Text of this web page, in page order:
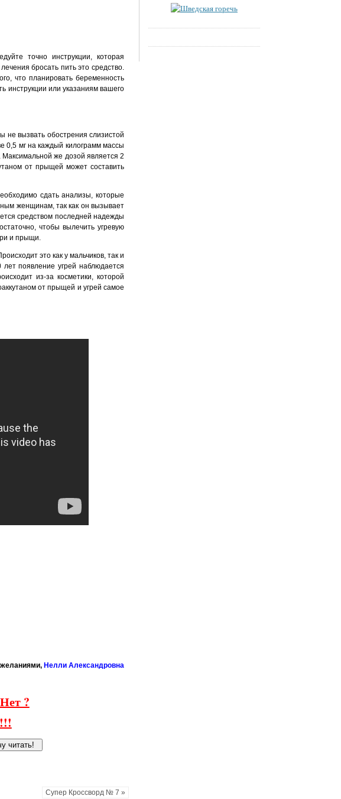
точно инструкции, которая
бросать пить это средство.
что планировать беременность
инструкции или указаниям вашего
не вызвать обострения слизистой
0,5 мг на каждый килограмм массы
Максимальной же дозой является 2
от прыщей может составить
сдать анализы, которые
женщинам, так как он вызывает
средством последней надежды
чтобы вылечить угревую
и прыщи.
это как у мальчиков, так и
появление угрей наблюдается
из-за косметики, которой
от прыщей и угрей самое
Нелли Александровна
?
Супер Кроссворд № 7 »